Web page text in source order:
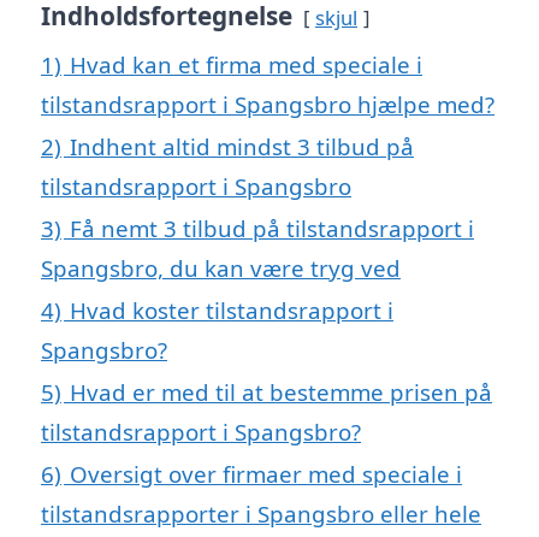
Indholdsfortegnelse skjul
1) Hvad kan et firma med speciale i
tilstandsrapport i Spangsbro hjælpe med?
2) Indhent altid mindst 3 tilbud på
tilstandsrapport i Spangsbro
3) Få nemt 3 tilbud på tilstandsrapport i
Spangsbro, du kan være tryg ved
4) Hvad koster tilstandsrapport i
Spangsbro?
5) Hvad er med til at bestemme prisen på
tilstandsrapport i Spangsbro?
6) Oversigt over firmaer med speciale i
tilstandsrapporter i Spangsbro eller hele